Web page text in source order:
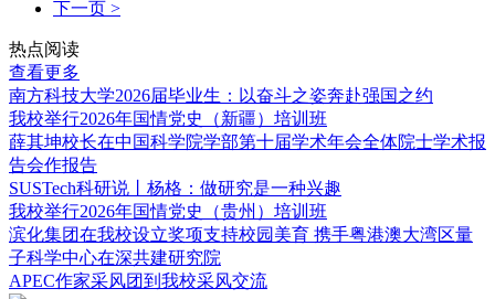
下一页 >
热点阅读
查看更多
南方科技大学2026届毕业生：以奋斗之姿奔赴强国之约
我校举行2026年国情党史（新疆）培训班
薛其坤校长在中国科学院学部第十届学术年会全体院士学术报
告会作报告
SUSTech科研说丨杨格：做研究是一种兴趣
我校举行2026年国情党史（贵州）培训班
滨化集团在我校设立奖项支持校园美育 携手粤港澳大湾区量
子科学中心在深共建研究院
APEC作家采风团到我校采风交流